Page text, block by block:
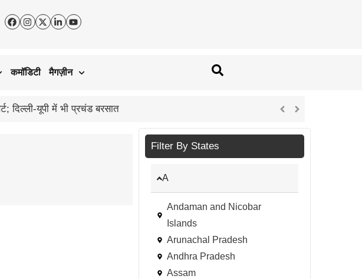
कमॉडिटी मैगज़ीन
Gold Rate Today: सोने में जबरदस्त तेजी,
Filter By States
A
Andaman and Nicobar
Islands
Arunachal Pradesh
Andhra Pradesh
Assam